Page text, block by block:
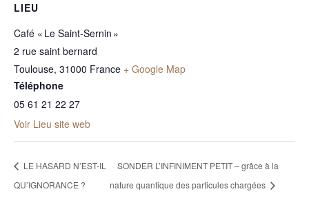
LIEU
Café « Le Saint-Sernin »
2 rue saint bernard
Toulouse, 31000 France + Google Map
Téléphone
05 61 21 22 27
Voir Lieu site web
LE HASARD N’EST-IL
QU’IGNORANCE ?
SONDER L’INFINIMENT PETIT – grâce à la
nature quantique des particules chargées